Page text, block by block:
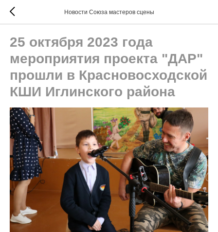
Новости Союза мастеров сцены
25 октября 2023 года
мероприятия проекта "ДАР"
прошли в Красновосходской
КШИ Иглинского района